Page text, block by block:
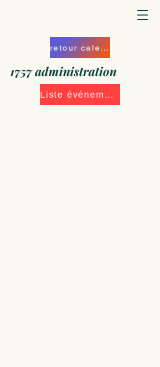
retour calendrier
1757 administration
Liste événements